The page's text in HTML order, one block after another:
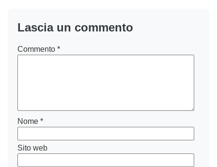
Lascia un commento
Commento *
Nome *
Sito web